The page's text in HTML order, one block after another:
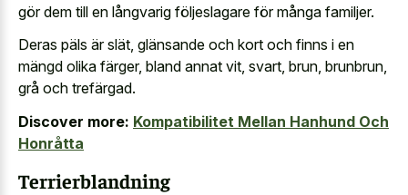
gör dem till en långvarig följeslagare för många familjer.
Deras päls är slät, glänsande och kort och finns i en
mängd olika färger, bland annat vit, svart, brun, brunbrun,
grå och trefärgad.
Discover more: Kompatibilitet Mellan Hanhund Och
Honråtta
Terrierblandning